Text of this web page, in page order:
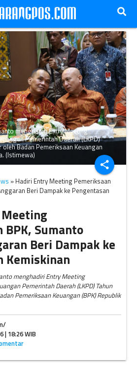
share
menghadiri Entry Meeting
Pemerintah Daerah (LKPD)
Badan Pemeriksaan Keuangan
(Istimewa)
» Hadiri Entry Meeting Pemeriksaan
Beri Dampak ke Pengentasan
BPK, Sumanto
Beri Dampak ke
Kemiskinan
menghadiri Entry Meeting
Pemerintah Daerah (LKPD) Tahun
Pemeriksaan Keuangan (BPK) Republik
| 18:26 WIB